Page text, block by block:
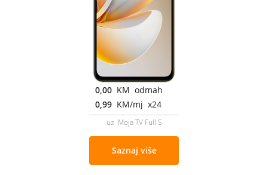
0,00 KM odmah
0,99 KM/mj x24
uz Moja TV Full S
Saznaj više